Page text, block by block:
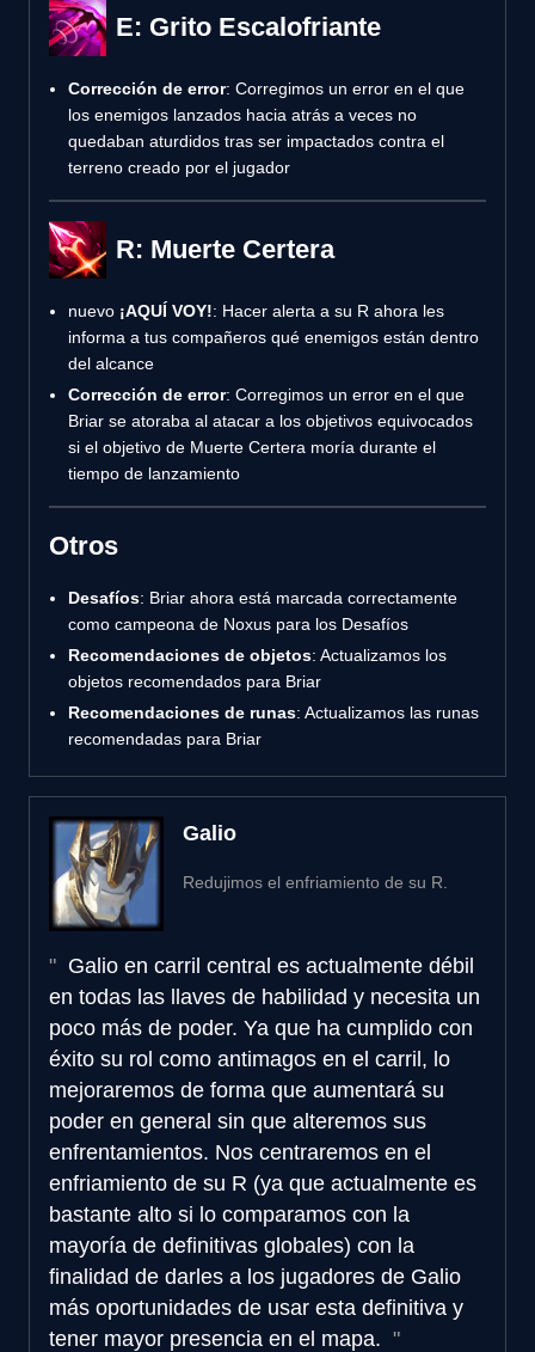
E: Grito Escalofriante
Corrección de error: Corregimos un error en el que
los enemigos lanzados hacia atrás a veces no
quedaban aturdidos tras ser impactados contra el
terreno creado por el jugador
R: Muerte Certera
nuevo ¡AQUÍ VOY!: Hacer alerta a su R ahora les
informa a tus compañeros qué enemigos están dentro
del alcance
Corrección de error: Corregimos un error en el que
Briar se atoraba al atacar a los objetivos equivocados
si el objetivo de Muerte Certera moría durante el
tiempo de lanzamiento
Otros
Desafíos: Briar ahora está marcada correctamente
como campeona de Noxus para los Desafíos
Recomendaciones de objetos: Actualizamos los
objetos recomendados para Briar
Recomendaciones de runas: Actualizamos las runas
recomendadas para Briar
Galio
Redujimos el enfriamiento de su R.
Galio en carril central es actualmente débil
en todas las llaves de habilidad y necesita un
poco más de poder. Ya que ha cumplido con
éxito su rol como antimagos en el carril, lo
mejoraremos de forma que aumentará su
poder en general sin que alteremos sus
enfrentamientos. Nos centraremos en el
enfriamiento de su R (ya que actualmente es
bastante alto si lo comparamos con la
mayoría de definitivas globales) con la
finalidad de darles a los jugadores de Galio
más oportunidades de usar esta definitiva y
tener mayor presencia en el mapa.